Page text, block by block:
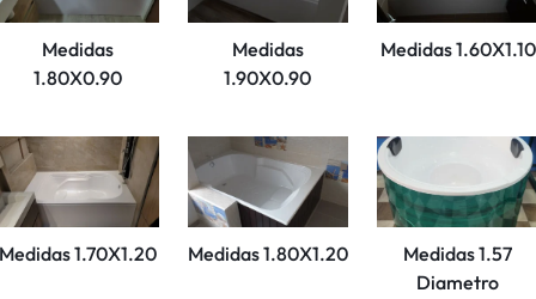
Medidas
1.80X0.90
Medidas
1.90X0.90
Medidas 1.60X1.10
Medidas 1.70X1.20 Medidas 1.80X1.20
Medidas 1.57
Diametro